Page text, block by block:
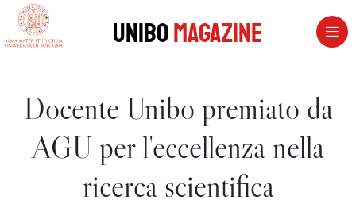
vai al contenuto della pagina
UniboMagazine
Docente Unibo premiato da
AGU per l'eccellenza nella
ricerca scientifica